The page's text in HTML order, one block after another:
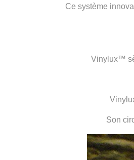
Ce système
Vinylux™
Son